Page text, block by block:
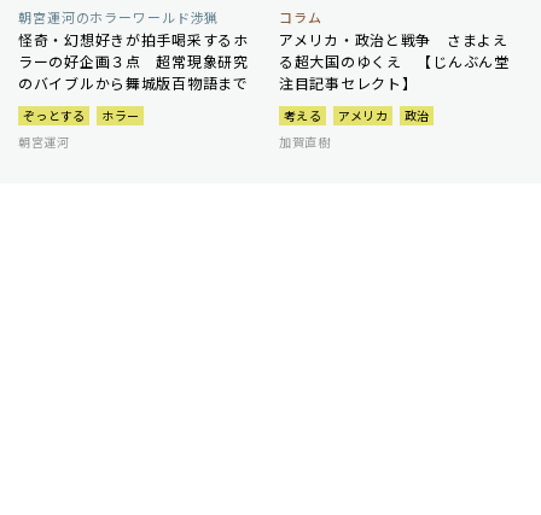
朝宮運河のホラーワールド渉猟
怪奇・幻想好きが拍手喝采するホ
ラーの好企画３点 超常現象研究
のバイブルから舞城版百物語まで
ぞっとする
ホラー
朝宮運河
コラム
アメリカ・政治と戦争 さまよえ
る超大国のゆくえ 【じんぶん堂
注目記事セレクト】
考える アメリカ
政治
加賀直樹